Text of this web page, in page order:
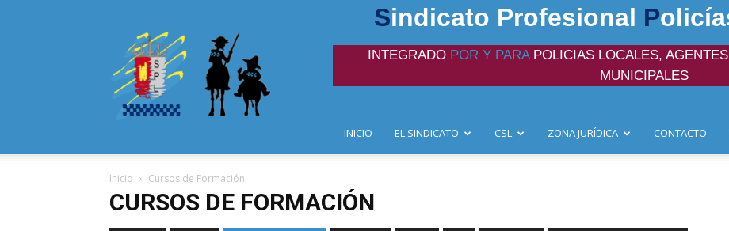
Sindicato Profesional P
INTEGRADO POR Y PARAPOLICIAS LOCALES,
MUNICIPALES
INICIO EL SINDICATO CSL ZONA JURÍDICA CONTACTO
Inicio Cursos de Formación
CURSOS DE FORMACIÓN